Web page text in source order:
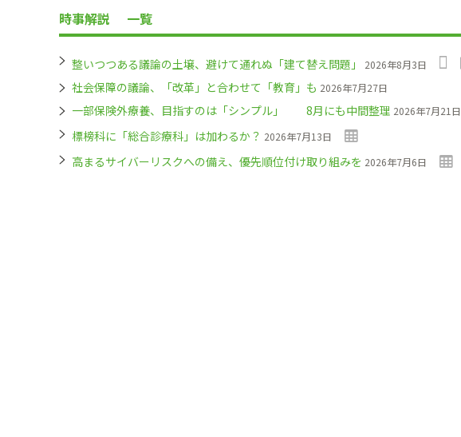
時事解説 一覧
整いつつある議論の土壌、避けて通れぬ「建て替え問題」 2026年8月3日
社会保障の議論、「改革」と合わせて「教育」も 2026年7月27日
一部保険外療養、目指すのは「シンプル」 8月にも中間整理 2026年7月21日
標榜科に「総合診療科」は加わるか？ 2026年7月13日
高まるサイバーリスクへの備え、優先順位付け取り組みを 2026年7月6日